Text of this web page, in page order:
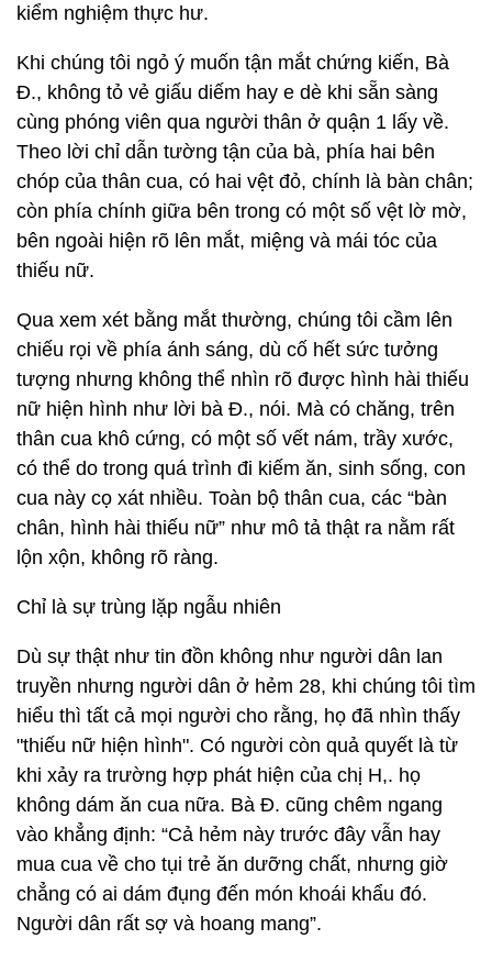
kiểm nghiệm thực hư.
Khi chúng tôi ngỏ ý muốn tận mắt chứng kiến, Bà
Đ., không tỏ vẻ giấu diếm hay e dè khi sẵn sàng
cùng phóng viên qua người thân ở quận 1 lấy về.
Theo lời chỉ dẫn tường tận của bà, phía hai bên
chóp của thân cua, có hai vệt đỏ, chính là bàn chân;
còn phía chính giữa bên trong có một số vệt lờ mờ,
bên ngoài hiện rõ lên mắt, miệng và mái tóc của
thiếu nữ.
Qua xem xét bằng mắt thường, chúng tôi cầm lên
chiếu rọi về phía ánh sáng, dù cố hết sức tưởng
tượng nhưng không thể nhìn rõ được hình hài thiếu
nữ hiện hình như lời bà Đ., nói. Mà có chăng, trên
thân cua khô cứng, có một số vết nám, trầy xước,
có thể do trong quá trình đi kiếm ăn, sinh sống, con
cua này cọ xát nhiều. Toàn bộ thân cua, các “bàn
chân, hình hài thiếu nữ” như mô tả thật ra nằm rất
lộn xộn, không rõ ràng.
Chỉ là sự trùng lặp ngẫu nhiên
Dù sự thật như tin đồn không như người dân lan
truyền nhưng người dân ở hẻm 28, khi chúng tôi tìm
hiểu thì tất cả mọi người cho rằng, họ đã nhìn thấy
"thiếu nữ hiện hình". Có người còn quả quyết là từ
khi xảy ra trường hợp phát hiện của chị H,. họ
không dám ăn cua nữa. Bà Đ. cũng chêm ngang
vào khẳng định: “Cả hẻm này trước đây vẫn hay
mua cua về cho tụi trẻ ăn dưỡng chất, nhưng giờ
chẳng có ai dám đụng đến món khoái khẩu đó.
Người dân rất sợ và hoang mang”.